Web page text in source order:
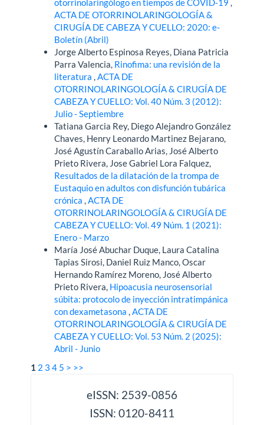
otorrinolaringólogo en tiempos de COVID-19,
ACTA DE OTORRINOLARINGOLOGÍA &
CIRUGÍA DE CABEZA Y CUELLO: 2020: e-
Boletín (Abril)
Jorge Alberto Espinosa Reyes, Diana Patricia
Parra Valencia, Rinofima: una revisión de la
literatura,ACTA DE
OTORRINOLARINGOLOGÍA & CIRUGÍA DE
CABEZA Y CUELLO: Vol. 40 Núm. 3 (2012):
Julio - Septiembre
Tatiana Garcia Rey, Diego Alejandro González
Chaves, Henry Leonardo Martinez Bejarano,
José Agustín Caraballo Arias, José Alberto
Prieto Rivera, Jose Gabriel Lora Falquez,
Resultados de la dilatación de la trompa de
Eustaquio en adultos con disfunción tubárica
crónica,ACTA DE
OTORRINOLARINGOLOGÍA & CIRUGÍA DE
CABEZA Y CUELLO: Vol. 49 Núm. 1 (2021):
Enero - Marzo
María José Abuchar Duque, Laura Catalina
Tapias Sirosi, Daniel Ruiz Manco, Oscar
Hernando Ramírez Moreno, José Alberto
Prieto Rivera, Hipoacusia neurosensorial
súbita: protocolo de inyección intratimpánica
con dexametasona,ACTA DE
OTORRINOLARINGOLOGÍA & CIRUGÍA DE
CABEZA Y CUELLO: Vol. 53 Núm. 2 (2025):
Abril - Junio
1 2 3 4 5 > >>
eISSN: 2539-0856
ISSN: 0120-8411